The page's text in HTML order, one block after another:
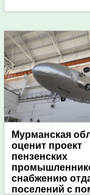
Мурманская
оценит проект
пензенских
снабжению
поселений с